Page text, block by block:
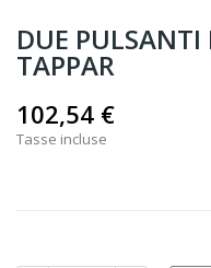
DUE
TAPPAR
102,54 €
Tasse incluse